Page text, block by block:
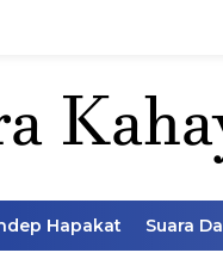
Hapakat Suara